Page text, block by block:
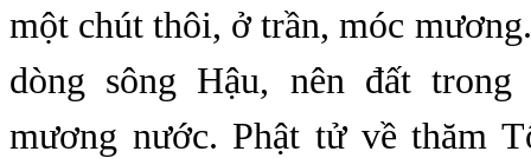
một chút thôi, ở trần, móc
dòng sông Hậu, nên đất trong
mương nước. Phật tử về thăm